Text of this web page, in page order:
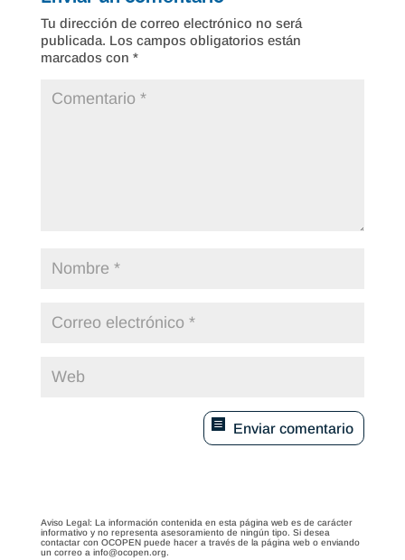
Tu dirección de correo electrónico no será
publicada. Los campos obligatorios están
marcados con *
Enviar comentario
Aviso Legal: La información contenida en esta página web es de carácter
informativo y no representa asesoramiento de ningún tipo. Si desea
contactar con OCOPEN puede hacer a través de la página web o enviando
un correo a info@ocopen.org.